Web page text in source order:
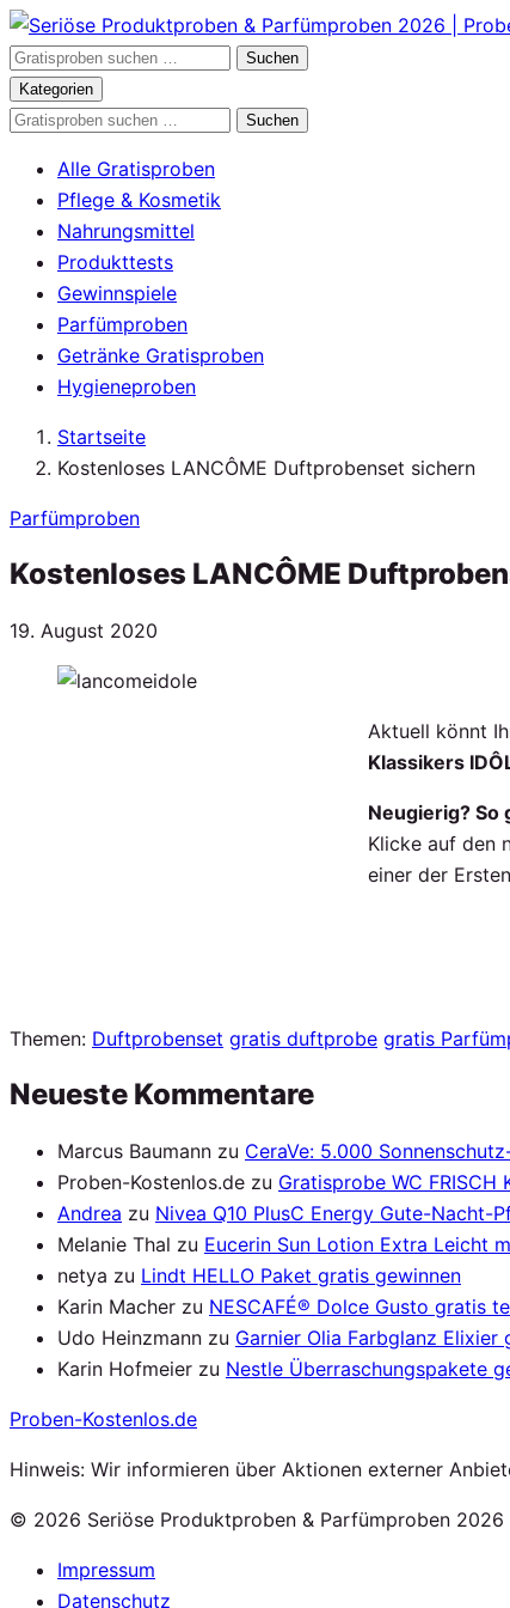
Zum
Inhalt
springen
Gratisproben
durchsuchen
Suchen
Kategorien
Gratisproben
Suchen
Alle Gratisproben
Pflege & Kosmetik
Nahrungsmittel
Produkttests
Gewinnspiele
Parfümproben
Getränke Gratisproben
Hygieneproben
Startseite
Kostenloses LANCÔME Duftprobenset sichern
Parfümproben
Kostenloses LANCÔME
Veröffentlicht
19. August 2020
Aktuell könnt
Klassikers
Neugierig? So
Klicke auf den
einer der
Themen: Duftprobenset gratis duftprobe gratis
Neueste Kommentare
Marcus Baumann zu CeraVe: 5.000
Proben-Kostenlos.de zu Gratisprobe WC
Andrea zu Nivea Q10 PlusC Energy Gute-Nacht-
Melanie Thal zu Eucerin Sun Lotion Extra Leicht
netya zu Lindt HELLO Paket gratis gewinnen
Karin Macher zu NESCAFÉ® Dolce Gusto gratis
Udo Heinzmann zu Garnier Olia Farbglanz Elixier
Karin Hofmeier zu Nestle Überraschungspakete
Proben-Kostenlos.de
Hinweis: Wir informieren über Aktionen externer
© 2026 Seriöse Produktproben & Parfümproben 2026
Impressum
Datenschutz